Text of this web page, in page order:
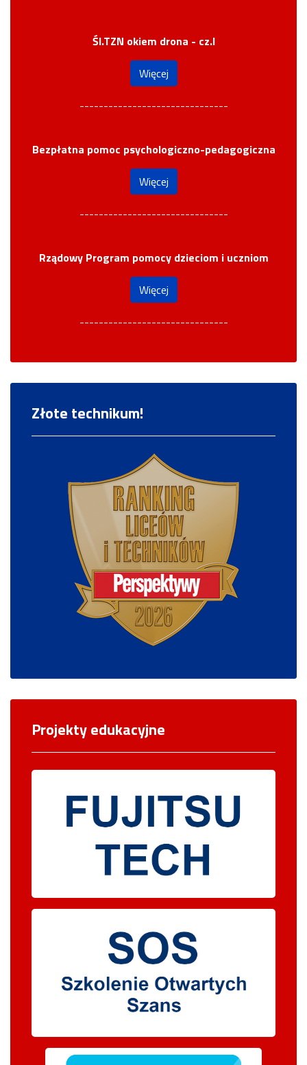
Śl.TZN okiem drona - cz.I
Więcej
-------------------------------
Bezpłatna pomoc psychologiczno-pedagogiczna
Więcej
-------------------------------
Rządowy Program pomocy dzieciom i uczniom
Więcej
-------------------------------
Złote technikum!
Projekty edukacyjne